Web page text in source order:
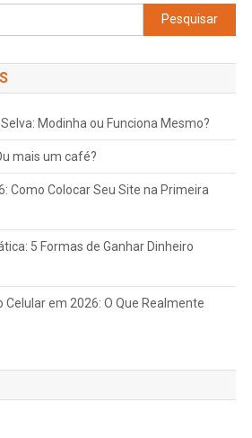
Pesquisar
por:
Selva: Modinha ou Funciona Mesmo?
mais um café?
Como Colocar Seu Site na Primeira
5 Formas de Ganhar Dinheiro
Celular em 2026: O Que Realmente